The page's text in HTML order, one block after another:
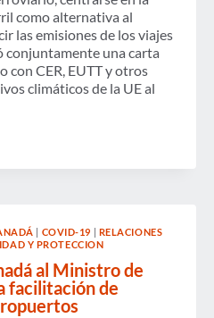
como alternativa al
las emisiones de los viajes
conjuntamente una carta
con CER, EUTT y otros
climáticos de la UE al
| COVID-19 | RELACIONES
Y PROTECCION
al Ministro de
facilitación de